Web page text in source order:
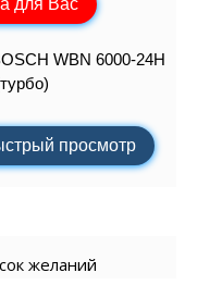
для Вас
WBN 6000-24H
просмотр
желаний